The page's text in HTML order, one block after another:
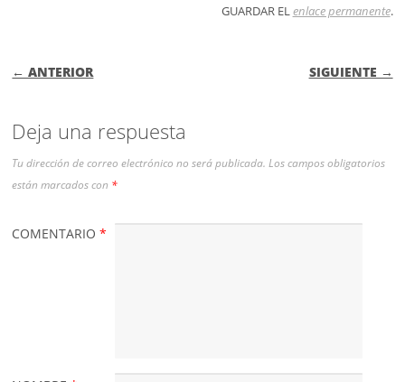
GUARDAR ELenlace permanente.
NAVEGACIÓN DE ENTRADAS
← ANTERIOR SIGUIENTE →
Deja una respuesta
Tu dirección de correo electrónico no será publicada. Los campos obligatorios
están marcados con *
COMENTARIO*